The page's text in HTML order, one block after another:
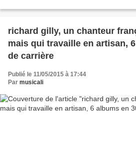
richard gilly, un chanteur
mais qui travaille en artisan,
de carrière
Publié le 11/05/2015 à 17:44
Par musicali